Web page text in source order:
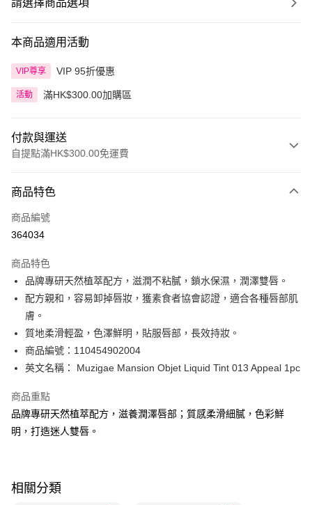
請選擇商品選項
本商品適用活動
VIP尊享 VIP 95折優惠
活動 滿HK$300.00加購區
付款與運送
自提點滿HK$300.00免運費
信用卡
Apple Pay
PayMe
WeChat Pay
BoC Pay
送貨方式
每筆HK$65.00，滿HK$300.00或以上免運費
順豐站及營業點 - 確認發貨後1-3個工作天送達
物流公司進行物流配送
商品特色
商品編號
364034
商品特色
品牌專研天然植萃配方，滋潤不粘膩，鎖水保濕，潤澤雙唇。
配方親和，容易卸掉唇妝，獲素食者協會認證，適合各種唇部肌
膚。
質地柔滑輕盈，色澤鮮明，貼服唇部，長效持妝。
商品編號：110454902004
英文名稱： Muzigae Mansion Objet Liquid Tint 013 Appeal 1pc
商品重點
品牌專研天然植萃配方，滋養潤澤唇部；質感柔滑細膩，色彩鮮
明，打造迷人雙唇。
相關分類